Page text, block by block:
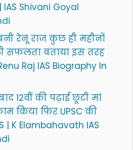
Shivani Goyal
रेनू राज कुछ ही महीनों
सफलता बताया इस तरह
Raj IAS Biography In
12वीं की पढ़ाई छूटी मां
किया फिर UPSC की
| K Elambahavath IAS